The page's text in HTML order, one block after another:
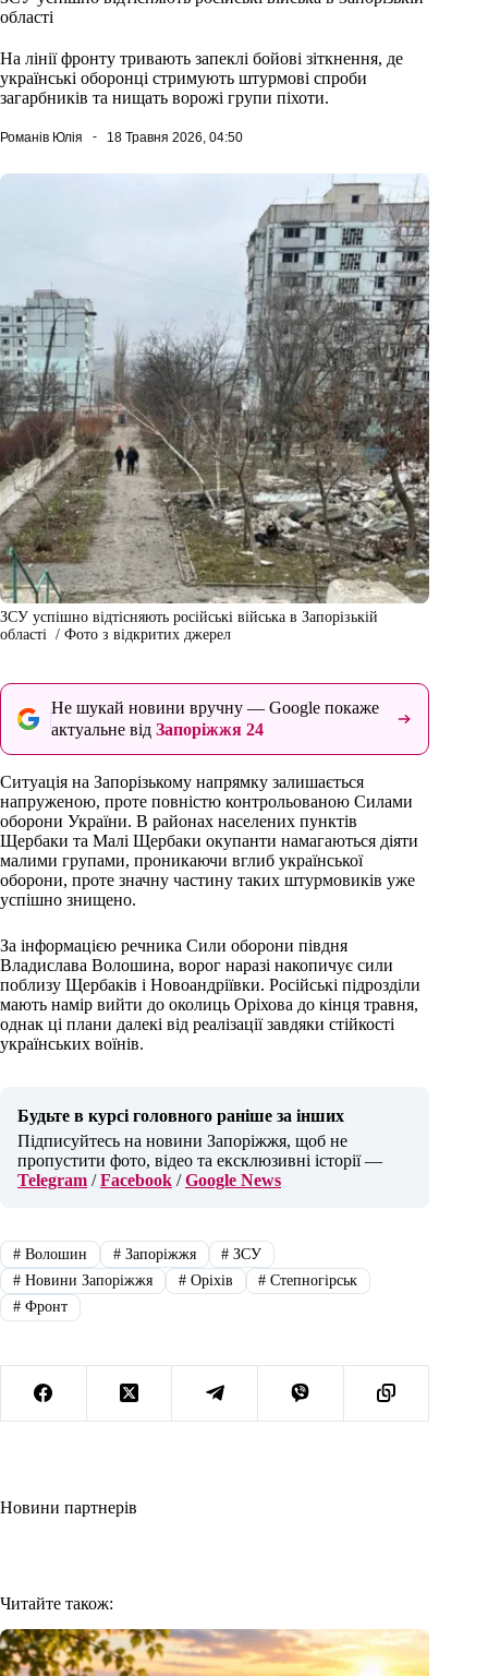
області
На лінії фронту тривають запеклі бойові зіткнення, де
українські оборонці стримують штурмові спроби
загарбників та нищать ворожі групи піхоти.
Романів Юлія 18 Травня 2026, 04:50
ЗСУ успішно відтісняють російські війська в Запорізькій
області / Фото з відкритих джерел
Не шукай новини вручну — Google покаже
актуальне від Запоріжжя 24
Ситуація на Запорізькому напрямку залишається
напруженою, проте повністю контрольованою Силами
оборони України. В районах населених пунктів
Щербаки та Малі Щербаки окупанти намагаються діяти
малими групами, проникаючи вглиб української
оборони, проте значну частину таких штурмовиків уже
успішно знищено.
За інформацією речника Сили оборони півдня
Владислава Волошина, ворог наразі накопичує сили
поблизу Щербаків і Новоандріївки. Російські підрозділи
мають намір вийти до околиць Оріхова до кінця травня,
однак ці плани далекі від реалізації завдяки стійкості
українських воїнів.
Будьте в курсі головного раніше за інших
Підписуйтесь на новини Запоріжжя, щоб не
пропустити фото, відео та ексклюзивні історії —
Telegram /Facebook /Google News
#Волошин #Запоріжжя # ЗСУ
#Новини Запоріжжя #Оріхів # Степногірськ
#Фронт
Новини партнерів
Читайте також: